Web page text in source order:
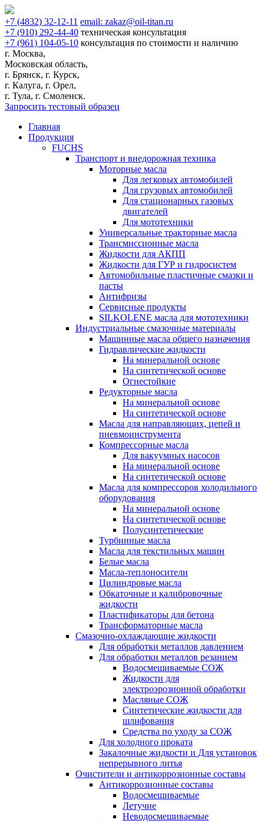
+7 (4832) 32-12-11 email: zakaz@oil-titan.ru
+7 (910) 292-44-40 техническая консультация
+7 (961) 104-05-10 консультация по стоимости и наличию
г. Москва,
Московская область,
г. Брянск, г. Курск,
г. Калуга, г. Орел,
г. Тула, г. Смоленск.
Запросить тестовый образец
Главная
Продукция
FUCHS
Транспорт и внедорожная техника
Моторные масла
Для легковых автомобилей
Для грузовых автомобилей
Для стационарных газовых
двигателей
Для мототехники
Универсальные тракторные масла
Трансмиссионные масла
Жидкости для АКПП
Жидкости для ГУР и гидросистем
Автомобильные пластичные смазки и
пасты
Антифризы
Сервисные продукты
SILKOLENE масла для мототехники
Индустриальные смазочные материалы
Машинные масла общего назначения
Гидравлические жидкости
На минеральной основе
На синтетической основе
Огнестойкие
Редукторные масла
На минеральной основе
На синтетической основе
Масла для направляющих, цепей и
пневмоинструмента
Компрессорные масла
Для вакуумных насосов
На минеральной основе
На синтетической основе
Масла для компрессоров холодильного
оборудования
На минеральной основе
На синтетической основе
Полусинтетические
Турбинные масла
Масла для текстильных машин
Белые масла
Масла-теплоносители
Цилиндровые масла
Обкаточные и калибровочные
жидкости
Пластификаторы для бетона
Трансформаторные масла
Смазочно-охлаждающие жидкости
Для обработки металлов давлением
Для обработки металлов резанием
Водосмешиваемые СОЖ
Жидкости для
электроэрозионной обработки
Масляные СОЖ
Синтетические жидкости для
шлифования
Средства по уходу за СОЖ
Для холодного проката
Закалочные жидкости и Для установок
непрерывного литья
Очистители и антикоррозионные составы
Антикоррозионные составы
Водосмешиваемые
Летучие
Неводосмешиваемые